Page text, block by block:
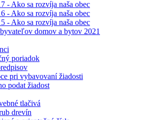
- Ako sa rozvíja naša obec
- Ako sa rozvíja naša obec
- Ako sa rozvíja naša obec
domov a bytov 2021
poriadok
pri vybavovaní žiadosti
podat žiadost
tlačivá
drevín